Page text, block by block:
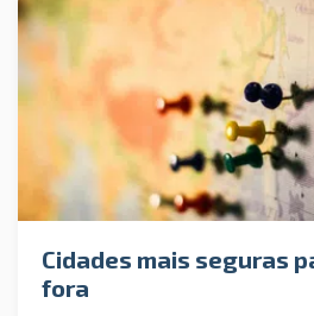
Cidades mais seguras
fora